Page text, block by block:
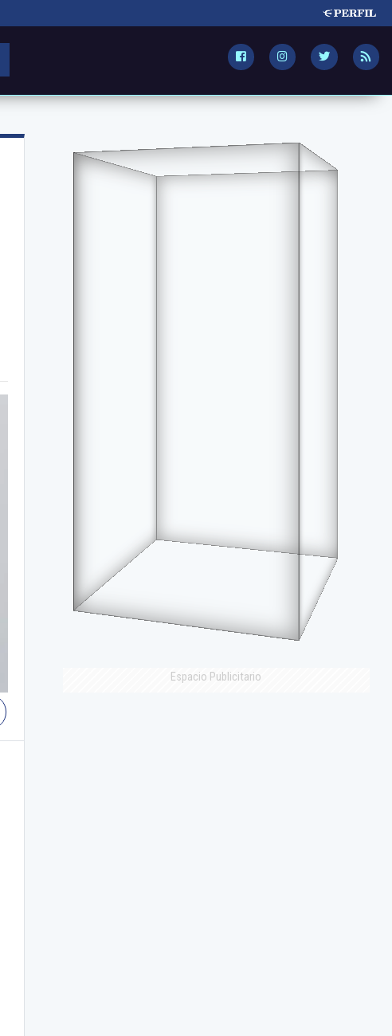
Espacio Publicitario